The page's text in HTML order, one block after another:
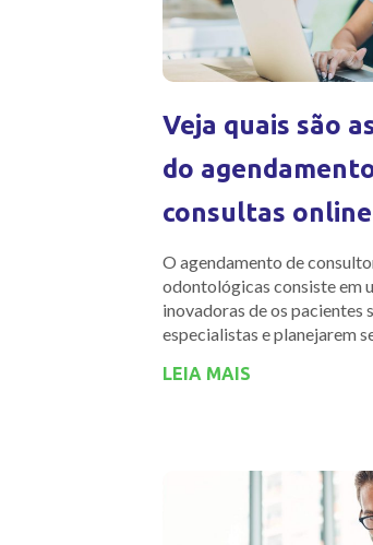
Veja quais são
do
consultas online
O agendamento de
odontológicas consiste em
inovadoras de os pacientes
especialistas e planejarem
LEIA MAIS